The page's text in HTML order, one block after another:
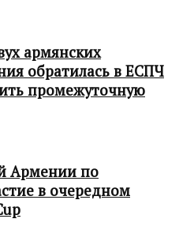
армянских
обратилась в ЕСПЧ
промежуточную
Армении по
в очередном